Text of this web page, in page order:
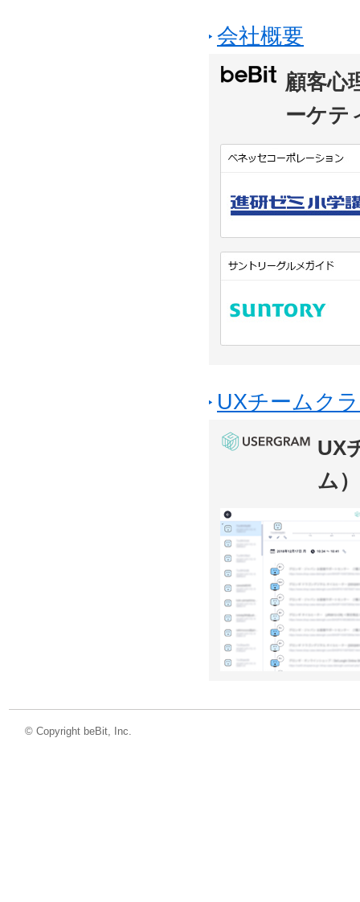
会社概要
顧客心
ーケテ
UXチームク
UX
ム）
© Copyright beBit, Inc.